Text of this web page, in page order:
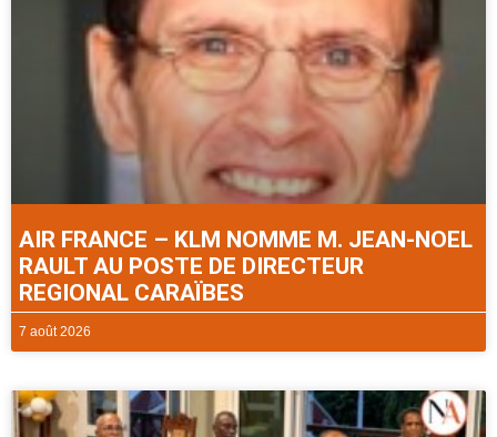
AIR FRANCE – KLM NOMME M. JEAN-NOEL
RAULT AU POSTE DE DIRECTEUR
REGIONAL CARAÏBES
7 août 2026